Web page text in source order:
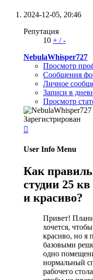
2024-12-05, 20:46
Репутация
10 + /-
NebulaWhisper727
Просмотр
Сообщения
Личное
Записи в
Просмотр
Зарегистрирован

User Info Menu
Как
студии 25
и красиво?
Привет!
хочется,
красиво, но я
базовыми
одно
нормальный
рабочего